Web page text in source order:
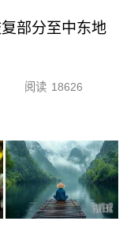
部分至中东地
阅读 18626